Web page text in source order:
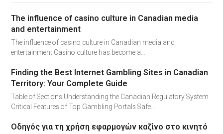
The influence of casino culture in Canadian media
and entertainment
The influence of casino culture in Canadian media and
entertainment Casino culture has become a…
Finding the Best Internet Gambling Sites in Canadian
Territory: Your Complete Guide
Table of Sections Understanding the Canadian Regulatory System
Critical Features of Top Gambling Portals Safe…
Οδηγός για τη χρήση εφαρμογών καζίνο στο κινητό